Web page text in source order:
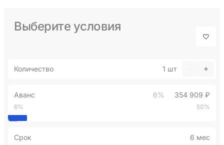
Выберите условия
Количество 1 шт
Аванс 6% 354 909 ₽
6% 50%
Срок 6 мес